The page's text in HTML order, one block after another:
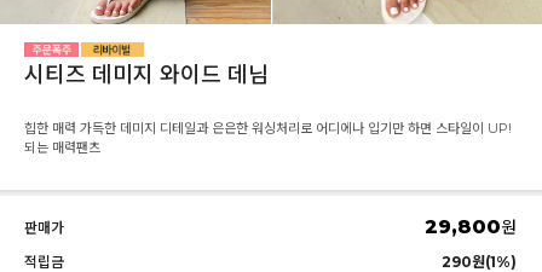
시티즈 데미지 와이드 데님
힙한 매력 가득한 데미지 디테일과 은은한 워싱처리로 어디에나 입기만 하면 스타일이 UP!
되는 매력팬츠
판매가 29,800원
적립금
290원(1%)